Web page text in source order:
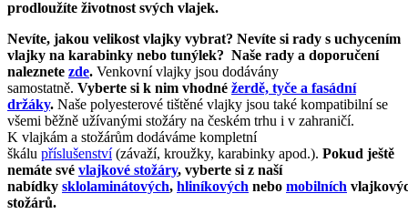
prodloužíte životnost svých vlajek.
Nevíte, jakou velikost vlajky vybrat? Nevíte si rady s uchycením
vlajky na karabinky nebo tunýlek? Naše rady a doporučení
naleznete zde. Venkovní vlajky jsou dodávány
samostatně. Vyberte si k nim vhodné žerdě, tyče a fasádní
držáky. Naše polyesterové tištěné vlajky jsou také kompatibilní se
všemi běžně užívanými stožáry na českém trhu i v zahraničí.
K vlajkám a stožárům dodáváme kompletní
škálu příslušenství(závaží, kroužky, karabinky apod.). Pokud ještě
nemáte své vlajkové stožáry, vyberte si z naší
nabídky sklolaminátových, hliníkových nebo mobilních
stožárů.